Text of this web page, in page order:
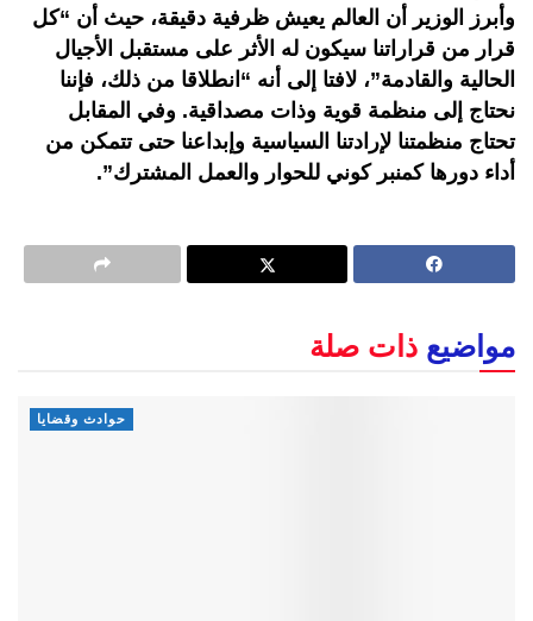
وأبرز الوزير أن العالم يعيش ظرفية دقيقة، حيث أن “كل
قرار من قراراتنا سيكون له الأثر على مستقبل الأجيال
الحالية والقادمة”، لافتا إلى أنه “انطلاقا من ذلك، فإننا
نحتاج إلى منظمة قوية وذات مصداقية. وفي المقابل
تحتاج منظمتنا لإرادتنا السياسية وإبداعنا حتى تتمكن من
أداء دورها كمنبر كوني للحوار والعمل المشترك”.
مواضيع ذات صلة
حوادث وقضايا